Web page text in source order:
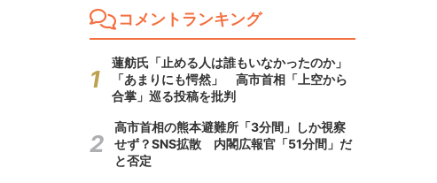
コメントランキング
蓮舫氏「止める人は誰もいなかったのか」
「あまりにも愕然」 高市首相「上空から
合掌」巡る投稿を批判
高市首相の熊本避難所「3分間」しか視察
せず？SNS拡散 内閣広報官「51分間」だ
と否定